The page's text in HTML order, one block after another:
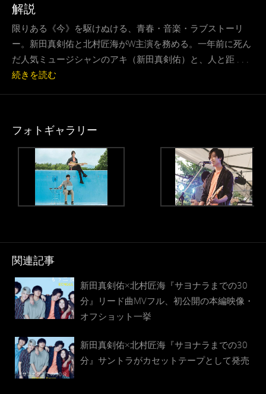
解説
限りある《今》を駆けぬける、青春・音楽・ラブストーリ
ー。新田真剣佑と北村匠海がW主演を務める。一年前に死ん
だ人気ミュージシャンのアキ（新田真剣佑）と、人と距 . . .
続きを読む
フォトギャラリー
関連記事
新田真剣佑×北村匠海『サヨナラまでの30
分』リード曲MVフル、初公開の本編映像・
オフショット一挙
新田真剣佑×北村匠海『サヨナラまでの30
分』サントラがカセットテープとして発売